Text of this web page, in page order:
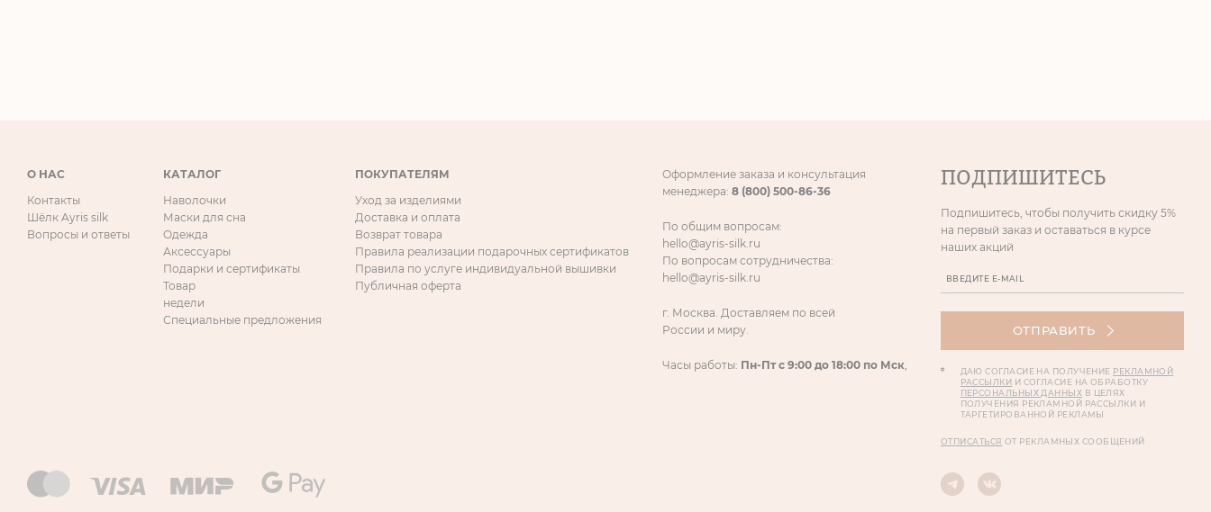
О НАС
Контакты
Шёлк Ayris silk
Вопросы и ответы
КАТАЛОГ
Наволочки
Маски для сна
Одежда
Аксессуары
Подарки и сертификаты
Товар
недели
Специальные предложения
ПОКУПАТЕЛЯМ
Уход за изделиями
Доставка и оплата
Возврат товара
Правила реализации подарочных сертификатов
Правила по услуге индивидуальной вышивки
Публичная оферта
Оформление заказа и консультация
менеджера: 8 (800) 500-86-36
По общим вопросам:
hello@ayris-silk.ru
По вопросам сотрудничества:
hello@ayris-silk.ru
г. Москва. Доставляем по всей
России и миру.
Часы работы: Пн-Пт с 9:00 до 18:00 по Мск,
ПОДПИШИТЕСЬ
Подпишитесь, чтобы получить скидку 5%
на первый заказ и оставаться в курсе
наших акций
ОТПРАВИТЬ
ДАЮ СОГЛАСИЕ НА ПОЛУЧЕНИЕ РЕКЛАМНОЙ
РАССЫЛКИ И СОГЛАСИЕ НА ОБРАБОТКУ
ПЕРСОНАЛЬНЫХ ДАННЫХ В ЦЕЛЯХ
ПОЛУЧЕНИЯ РЕКЛАМНОЙ РАССЫЛКИ И
ТАРГЕТИРОВАННОЙ РЕКЛАМЫ
ОТПИСАТЬСЯ ОТ РЕКЛАМНЫХ СООБЩЕНИЙ